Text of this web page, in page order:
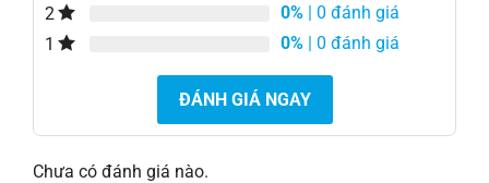
2
0% | 0 đánh giá
1
0% | 0 đánh giá
ĐÁNH GIÁ NGAY
Chưa có đánh giá nào.